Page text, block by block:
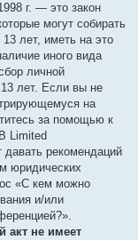
г. — это закон
могут собирать
лет, иметь на это
иного вида
личной
лет. Если вы не
на
за помощью к
Limited
рекомендаций
юридических
«С кем можно
и/или
акт не имеет